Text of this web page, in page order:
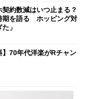
約数減はいつ止まる？
期を語る ホッピング対
」
】70年代洋楽がRチャン